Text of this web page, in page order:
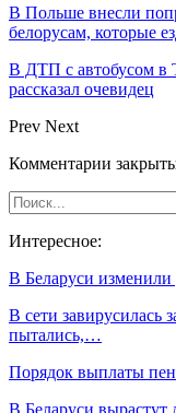
В Польше внесли
белорусам, которые
В ДТП с автобусом в
рассказал очевидец
Prev Next
Комментарии
Интересное:
В Беларуси
В сети завирусилась
пытались,…
Порядок выплаты
В Беларуси